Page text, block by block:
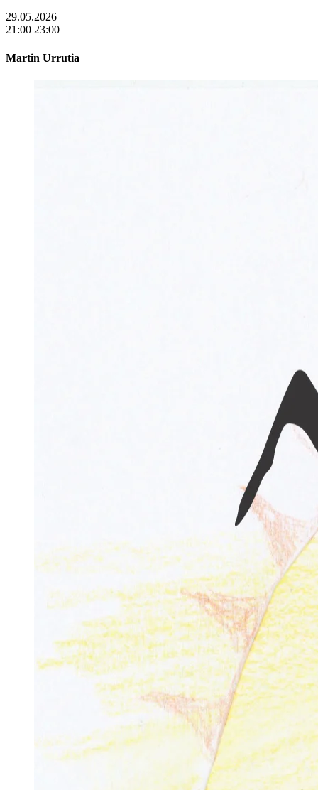
29.05.2026
21:00 23:00
Martin Urrutia